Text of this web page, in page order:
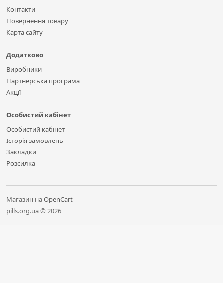
Контакти
Повернення товару
Карта сайту
Додатково
Виробники
Партнерська програма
Акції
Особистий кабінет
Особистий кабінет
Історія замовлень
Закладки
Розсилка
Магазин наOpenCart
pills.org.ua © 2026